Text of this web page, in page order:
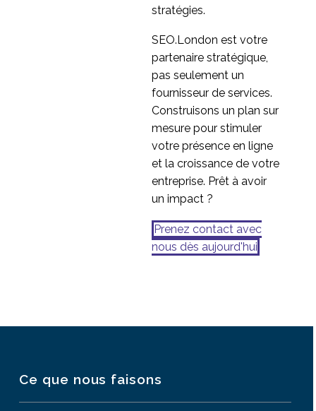
stratégies.
SEO.London est votre
partenaire stratégique,
pas seulement un
fournisseur de services.
Construisons un plan sur
mesure pour stimuler
votre présence en ligne
et la croissance de votre
entreprise. Prêt à avoir
un impact ?
Prenez contact avec
nous dès aujourd'hui
Ce que nous faisons